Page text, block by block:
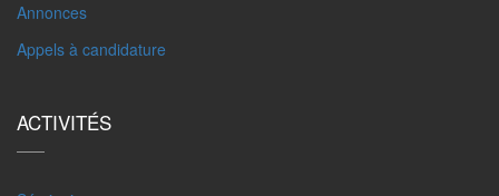
Annonces
Appels à candidature
ACTIVITÉS